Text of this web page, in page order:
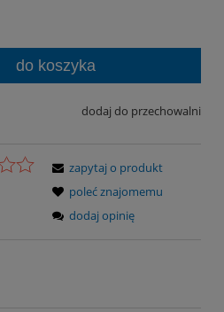
do koszyka
dodaj do przechowalni
zapytaj o produkt
poleć znajomemu
dodaj opinię
kosztów płatności